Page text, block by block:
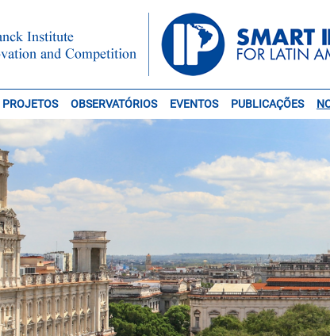
PROJETOS OBSERVATÓRIOS EVENTOS PUBLICAÇÕES